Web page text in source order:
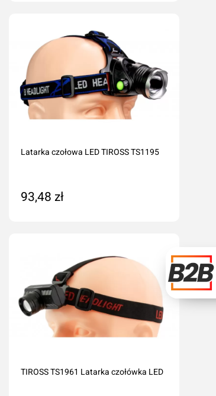
Latarka czołowa LED TIROSS TS1195
93,48 zł
TIROSS TS1961 Latarka czołówka LED